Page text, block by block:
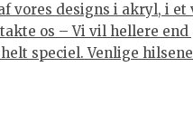
vores designs i akryl, i
os – Vi vil hellere
speciel. Venlige